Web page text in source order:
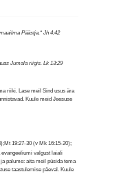
Päästja.“ Jh 4:42
Jumala riigis. Lk 13:29
riiki. Lase meil Sind usus ära
Kuule meid Jeesuse
19:27-30 (v Mk 16:15-20);
evangeeliumi valgust laiali
palume: aita meil püsida tema
taastulemise päeval. Kuule